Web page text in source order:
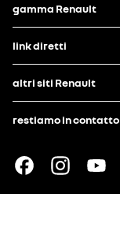
gamma Renault
link diretti
altri siti Renault
restiamo in contatto